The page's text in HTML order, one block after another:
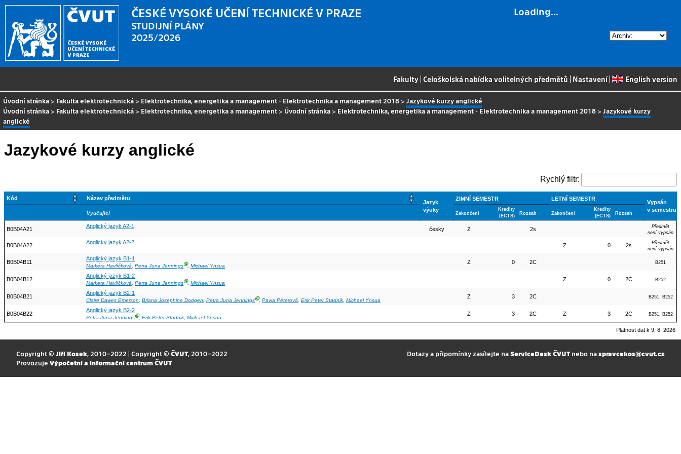
Loading...
ČESKÉ VYSOKÉ UČENÍ TECHNICKÉ V PRAZE
STUDIJNÍ PLÁNY
2025/2026
Fakulty |Celoškolská nabídka volitelných předmětů Nastavení| English version
Úvodní stránka > Fakulta elektrotechnická > Elektrotechnika, energetika a management - Elektrotechnika a management 2018 > Jazykové kurzy anglické
Úvodní stránka > Fakulta elektrotechnická > Elektrotechnika, energetika a management > Úvodní stránka > Elektrotechnika, energetika a management - Elektrotechnika a management 2018 > Jazykové kurzy
anglické
Jazykové kurzy anglické
Rychlý filtr:
Kód Název předmětu
Jazyk
výuky
ZIMNÍ SEMESTR LETNÍ SEMESTR
Vypsán
v semestru
Vyučující Zakončení
Kredity
(ECTS)
Rozsah Zakončení
Kredity
(ECTS)
Rozsah
B0B04A21 Anglický jazyk A2-1 česky Z 2s
Předmět
není vypsán
B0B04A22 Anglický jazyk A2-2 Z 0 2s
Předmět
není vypsán
B0B04B11
Anglický jazyk B1-1
Markéta Havlíčková, Petra Juna JenningsⒼ, Michael Ynsua
Z 0 2C B251
B0B04B12
Anglický jazyk B1-2
Markéta Havlíčková, Petra Juna JenningsⒼ, Michael Ynsua
Z 0 2C B252
B0B04B21
Anglický jazyk B2-1
Claire Dawes Emerson, Briana Josephine Dodgen, Petra Juna JenningsⒼ, Pavla Péterová, Erik Peter Stadnik, Michael Ynsua
Z 3 2C B251, B252
B0B04B22
Anglický jazyk B2-2
Petra Juna JenningsⒼ, Erik Peter Stadnik, Michael Ynsua
Z 3 2C Z 3 2C B251, B252
Platnost dat k 9. 8. 2026
Copyright © Jiří Kosek, 2010–2022 | Copyright © ČVUT, 2010–2022
Provozuje Výpočetní a informační centrum ČVUT
Dotazy a připomínky zasílejte naServiceDesk ČVUTnebo naspravcekos@cvut.cz